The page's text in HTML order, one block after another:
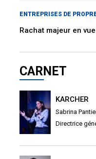
ENTREPRISES DE
Rachat majeur en
CARNET
KARCHER
Sabrina
Directrice